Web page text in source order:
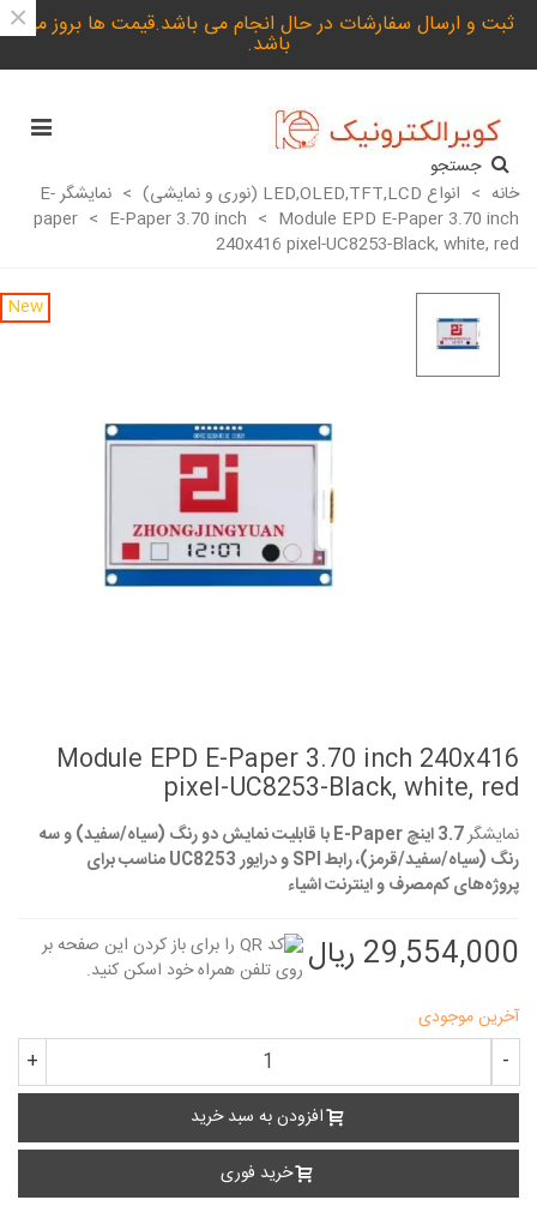
ثبت و ارسال سفارشات در حال انجام می باشد.قیمت ها بروز می
باشد.
×
جستجو
خانه > انواع LED,OLED,TFT,LCD (نوری و نمایشی) >
نمایشگر E-
paper > E-Paper 3.70 inch > Module EPD E-Paper 3.70 inch
240x416 pixel-UC8253-Black, white, red
New
Module EPD E-Paper 3.70 inch 240x416
pixel-UC8253-Black, white, red
نمایشگر
3.7 اینچ E-Paper با قابلیت نمایش دو رنگ (سیاه/سفید) و سه
رنگ (سیاه/سفید/قرمز)، رابط SPI و درایور UC8253 مناسب برای
پروژه‌های کم‌مصرف و اینترنت اشیاء
29,554,000 ریال
آخرین موجودی
-
+
افزودن به سبد خرید
خرید فوری